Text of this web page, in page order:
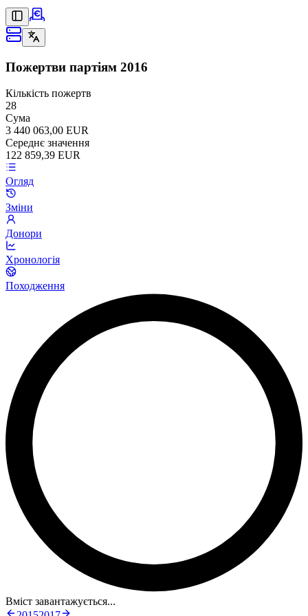
Пожертви партіям 2016
Кількість пожертв
28
Сума
3 440 063,00 EUR
Середнє значення
122 859,39 EUR
Огляд
Зміни
Донори
Хронологія
Походження
Вміст завантажується...